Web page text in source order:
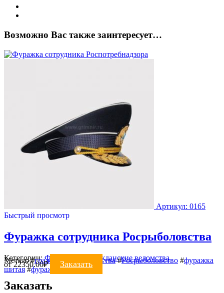
Возможно Вас также заинтересует…
Артикул: 0165
Быстрый просмотр
Фуражка сотрудника Росрыболовства
Категории: ФУРАЖКИ Гражданские ведомства
Метки:#гражданские ведомства#Росрыболовство #фуражка
шитая#фуражки
от22350.00₽ Заказать
Заказать